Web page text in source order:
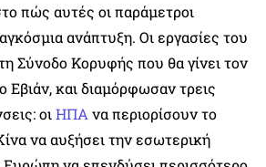
πώς αυτές οι παράμετροι
ανάπτυξη. Οι εργασίες του
Σύνοδο Κορυφής που θα γίνει τον
Εβιάν, και διαμόρφωσαν τρεις
οιΗΠΑ να περιορίσουν το
να αυξήσει την εσωτερική